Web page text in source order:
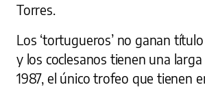
Torres.
Los ‘tortugueros’ no ganan
y los coclesanos tienen una
1987, el único trofeo que tienen